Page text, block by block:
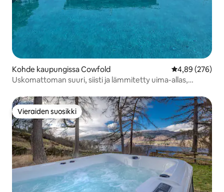
Kohde kaupungissa Cowfold
4,89 (276)
Uskomattoman suuri, siisti ja lämmitetty uima-allas,
Vieraiden suosikki
Vieraiden suosikki